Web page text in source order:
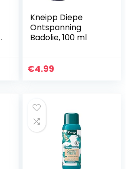
Kneipp Diepe
Ontspanning
Badolie, 100 ml
€4.99